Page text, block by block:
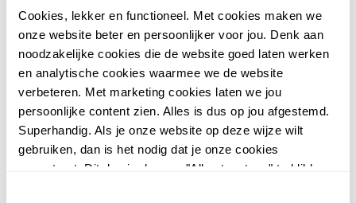
Cookies, lekker en functioneel. Met cookies maken we
onze website beter en persoonlijker voor jou. Denk aan
noodzakelijke cookies die de website goed laten werken
en analytische cookies waarmee we de website
verbeteren. Met marketing cookies laten we jou
persoonlijke content zien. Alles is dus op jou afgestemd.
Superhandig. Als je onze website op deze wijze wilt
gebruiken, dan is het nodig dat je onze cookies
accepteert. Dit doe je door op "Alles toestaan" te klikken.
Dames pet denim blauw
699
Puma Essentials Logo
pet
1499